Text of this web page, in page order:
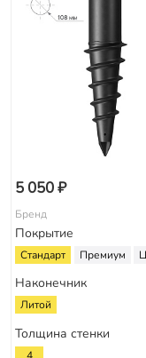
5 050 ₽
Бренд
Покрытие
Стандарт Премиум
Наконечник
Литой
Толщина стенки